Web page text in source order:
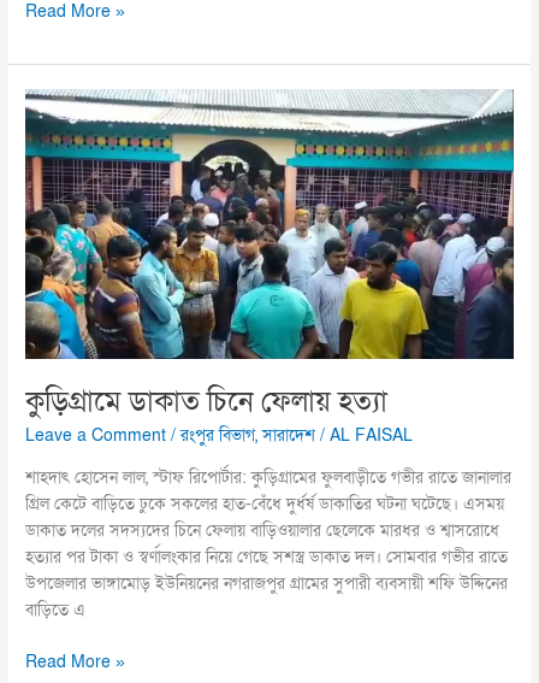
Read More »
কুড়িগ্রামে ডাকাত চিনে ফেলায় হত্যা
Leave a Comment /রংপুর বিভাগ,সারাদেশ /AL FAISAL
শাহদাৎ হোসেন লাল, স্টাফ রিপোর্টার: কুড়িগ্রামের ফুলবাড়ীতে গভীর রাতে জানালার
গ্রিল কেটে বাড়িতে ঢুকে সকলের হাত-বেঁধে দুর্ধর্ষ ডাকাতির ঘটনা ঘটেছে। এসময়
ডাকাত দলের সদস্যদের চিনে ফেলায় বাড়িওয়ালার ছেলেকে মারধর ও শ্বাসরোধে
হত্যার পর টাকা ও স্বর্ণালংকার নিয়ে গেছে সশস্ত্র ডাকাত দল। সোমবার গভীর রাতে
উপজেলার ভাঙ্গামোড় ইউনিয়নের নগরাজপুর গ্রামের সুপারী ব্যবসায়ী শফি উদ্দিনের
বাড়িতে এ
কুড়িগ্রামে
ডাকাত
চিনে
ফেলায়
হত্যা
Read More »